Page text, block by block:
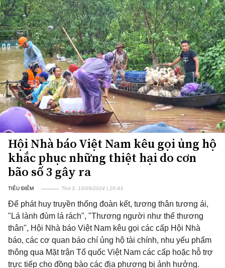
Hội Nhà báo Việt Nam kêu gọi ủng hộ
khắc phục những thiệt hại do cơn
bão số 3 gây ra
TIÊU ĐIỂM Thứ 3, 10/09/2024 | 20:43
Để phát huy truyền thống đoàn kết, tương thân tương ái,
"Lá lành đùm lá rách", "Thương người như thể thương
thân", Hội Nhà báo Việt Nam kêu gọi các cấp Hội Nhà
báo, các cơ quan báo chí ủng hộ tài chính, nhu yếu phẩm
thông qua Mặt trận Tổ quốc Việt Nam các cấp hoặc hỗ trợ
trực tiếp cho đồng bào các địa phương bị ảnh hưởng.